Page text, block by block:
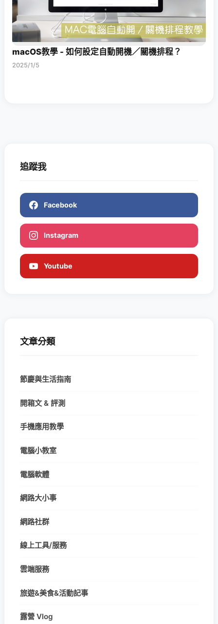
macOS教學 - 如何設定自動開機／關機排程？
2025/1/5
追蹤我
Facebook
Instagram
Youtube
文章分類
節慶與生活指南
開箱文 & 評測
手機應用教學
電腦小教室
電腦軟體
網路大小事
網路社群
線上工具/服務
雲端服務
旅遊&美食&活動記事
露營 Vlog